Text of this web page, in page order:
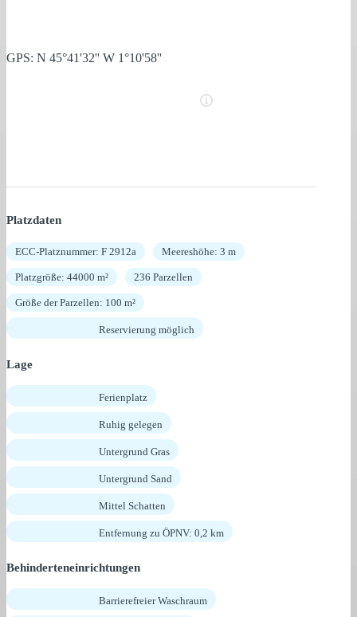
GPS: N 45°41'32'' W 1°10'58''
Platzdaten
ECC-Platznummer: F 2912a Meereshöhe: 3 m
Platzgröße: 44000 m² 236 Parzellen
Größe der Parzellen: 100 m²
Reservierung möglich
Lage
Ferienplatz
Ruhig gelegen
Untergrund Gras
Untergrund Sand
Mittel Schatten
Entfernung zu ÖPNV: 0,2 km
Behinderteneinrichtungen
Barrierefreier Waschraum